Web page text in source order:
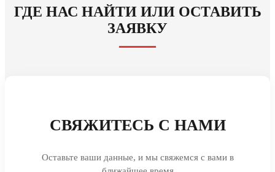
ГДЕ НАС НАЙТИ ИЛИ ОСТАВИТЬ
ЗАЯВКУ
СВЯЖИТЕСЬ С НАМИ
Оставьте ваши данные, и мы свяжемся с вами в